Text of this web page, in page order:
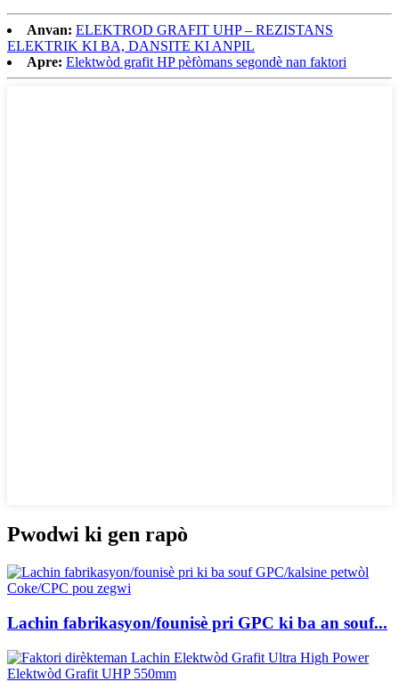
Anvan: ELEKTROD GRAFIT UHP – REZISTANS
ELEKTRIK KI BA, DANSITE KI ANPIL
Apre: Elektwòd grafit HP pèfòmans segondè nan faktori
Pwodwi ki gen rapò
Lachin fabrikasyon/founisè pri GPC ki ba an souf...